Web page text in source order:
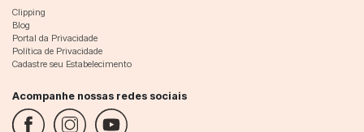
Clipping
Blog
Portal da Privacidade
Política de Privacidade
Cadastre seu Estabelecimento
Acompanhe nossas redes sociais